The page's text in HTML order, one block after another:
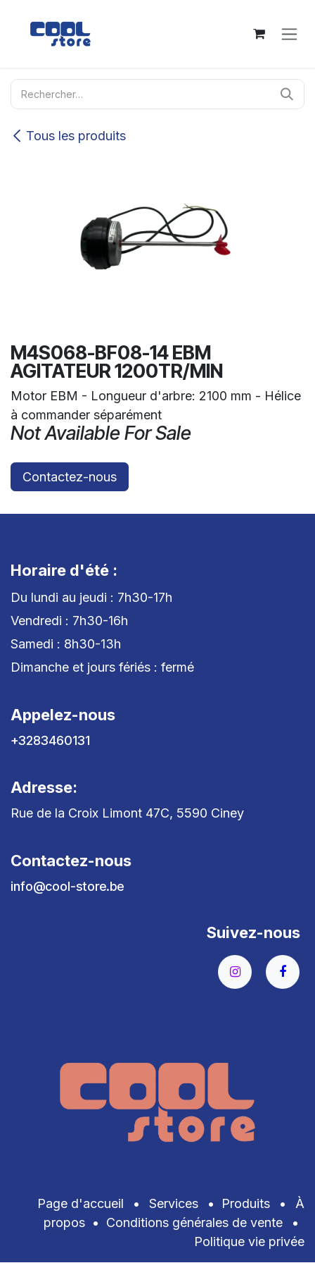
Tous les produits
M4S068-BF08-14 EBM
AGITATEUR 1200TR/MIN
Motor EBM - Longueur d'arbre: 2100 mm - Hélice
à commander séparément
Not Available For Sale
Contactez-nous
Horaire d'été :
Du lundi au jeudi : 7h30-17h
Vendredi : 7h30-16h
Samedi : 8h30-13h
Dimanche et jours fériés : fermé
Appelez-nous
+3283460131
Adresse:
Rue de la Croix Limont 47C, 5590 Ciney
Contactez-nous
info@cool-store.be
Suivez-nous
Page d'accueil • Services • Produits •
À
propos • Conditions générales de vente
•
Politique vie privée